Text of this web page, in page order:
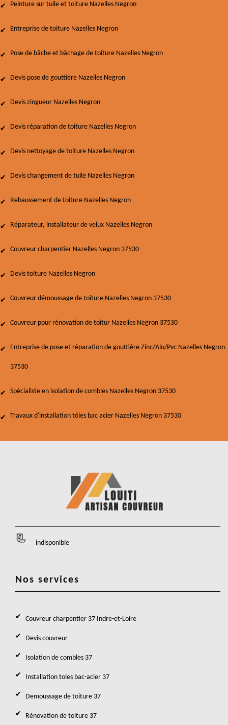
Peinture sur tuile et toiture Nazelles Negron
Entreprise de toiture Nazelles Negron
Pose de bâche et bâchage de toiture Nazelles Negron
Devis pose de gouttière Nazelles Negron
Devis zingueur Nazelles Negron
Devis réparation de toiture Nazelles Negron
Devis nettoyage de toiture Nazelles Negron
Devis changement de tuile Nazelles Negron
Rehaussement de toiture Nazelles Negron
Réparateur, installateur de velux Nazelles Negron
Couvreur charpentier Nazelles Negron 37530
Devis toiture Nazelles Negron
Couvreur démoussage de toiture Nazelles Negron 37530
Couvreur pour rénovation de toitur Nazelles Negron 37530
Entreprise de pose et réparation de gouttière Zinc/Alu/Pvc Nazelles Negron
37530
Spécialiste en isolation de combles Nazelles Negron 37530
Travaux d'installation tôles bac acier Nazelles Negron 37530
indisponible
Nos services
Couvreur charpentier 37 Indre-et-Loire
Devis couvreur
Isolation de combles 37
Installation toles bac-acier 37
Demoussage de toiture 37
Rénovation de toiture 37